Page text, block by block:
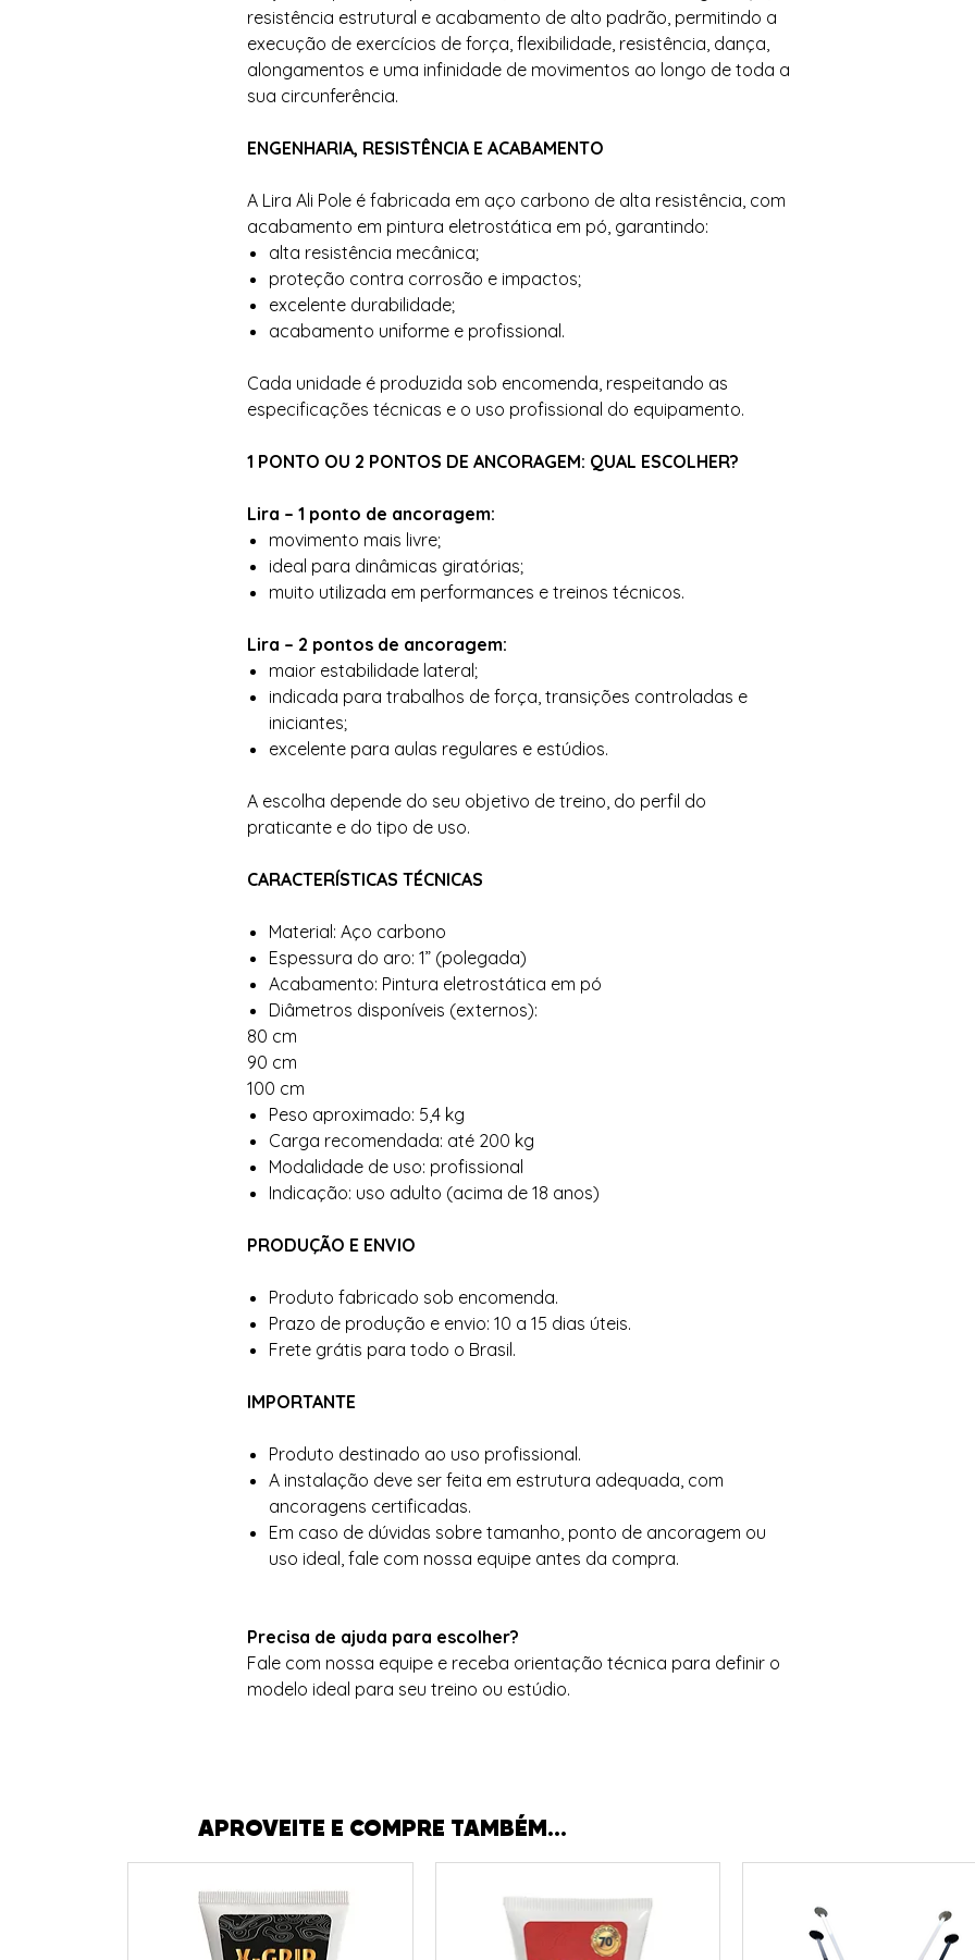
resistência estrutural e acabamento de alto padrão, permitindo a
execução de exercícios de força, flexibilidade, resistência, dança,
alongamentos e uma infinidade de movimentos ao longo de toda a
sua circunferência.
ENGENHARIA, RESISTÊNCIA E ACABAMENTO
A Lira Ali Pole é fabricada em aço carbono de alta resistência, com
acabamento em pintura eletrostática em pó, garantindo:
alta resistência mecânica;
proteção contra corrosão e impactos;
excelente durabilidade;
acabamento uniforme e profissional.
Cada unidade é produzida sob encomenda, respeitando as
especificações técnicas e o uso profissional do equipamento.
1 PONTO OU 2 PONTOS DE ANCORAGEM: QUAL ESCOLHER?
Lira – 1 ponto de ancoragem:
movimento mais livre;
ideal para dinâmicas giratórias;
muito utilizada em performances e treinos técnicos.
Lira – 2 pontos de ancoragem:
maior estabilidade lateral;
indicada para trabalhos de força, transições controladas e
iniciantes;
excelente para aulas regulares e estúdios.
A escolha depende do seu objetivo de treino, do perfil do
praticante e do tipo de uso.
CARACTERÍSTICAS TÉCNICAS
Material: Aço carbono
Espessura do aro: 1” (polegada)
Acabamento: Pintura eletrostática em pó
Diâmetros disponíveis (externos):
80 cm
90 cm
100 cm
Peso aproximado: 5,4 kg
Carga recomendada: até 200 kg
Modalidade de uso: profissional
Indicação: uso adulto (acima de 18 anos)
PRODUÇÃO E ENVIO
Produto fabricado sob encomenda.
Prazo de produção e envio: 10 a 15 dias úteis.
Frete grátis para todo o Brasil.
IMPORTANTE
Produto destinado ao uso profissional.
A instalação deve ser feita em estrutura adequada, com
ancoragens certificadas.
Em caso de dúvidas sobre tamanho, ponto de ancoragem ou
uso ideal, fale com nossa equipe antes da compra.
Precisa de ajuda para escolher?
Fale com nossa equipe e receba orientação técnica para definir o
modelo ideal para seu treino ou estúdio.
APROVEITE E COMPRE TAMBÉM...